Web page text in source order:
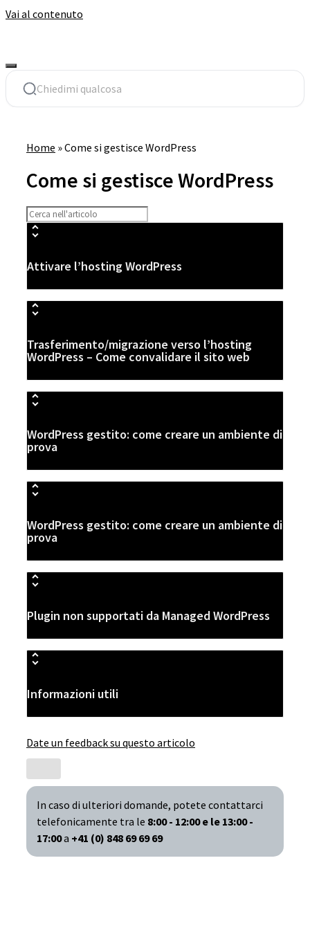
Vai al contenuto
Home »Come si gestisce WordPress
Come si gestisce WordPress
Attivare l’hosting WordPress
Trasferimento/migrazione verso l’hosting
WordPress – Come convalidare il sito web
WordPress gestito: come creare un ambiente di
prova
WordPress gestito: come creare un ambiente di
prova
Plugin non supportati da Managed WordPress
Informazioni utili
Date un feedback su questo articolo
In caso di ulteriori domande, potete contattarci
telefonicamente tra le 8:00 - 12:00 e le 13:00 -
17:00a +41 (0) 848 69 69 69